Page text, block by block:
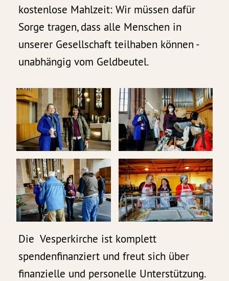
kostenlose Mahlzeit: Wir müssen dafür
Sorge tragen, dass alle Menschen in
unserer Gesellschaft teilhaben können -
unabhängig vom Geldbeutel.
Die Vesperkirche ist komplett
spendenfinanziert und freut sich über
finanzielle und personelle Unterstützung.